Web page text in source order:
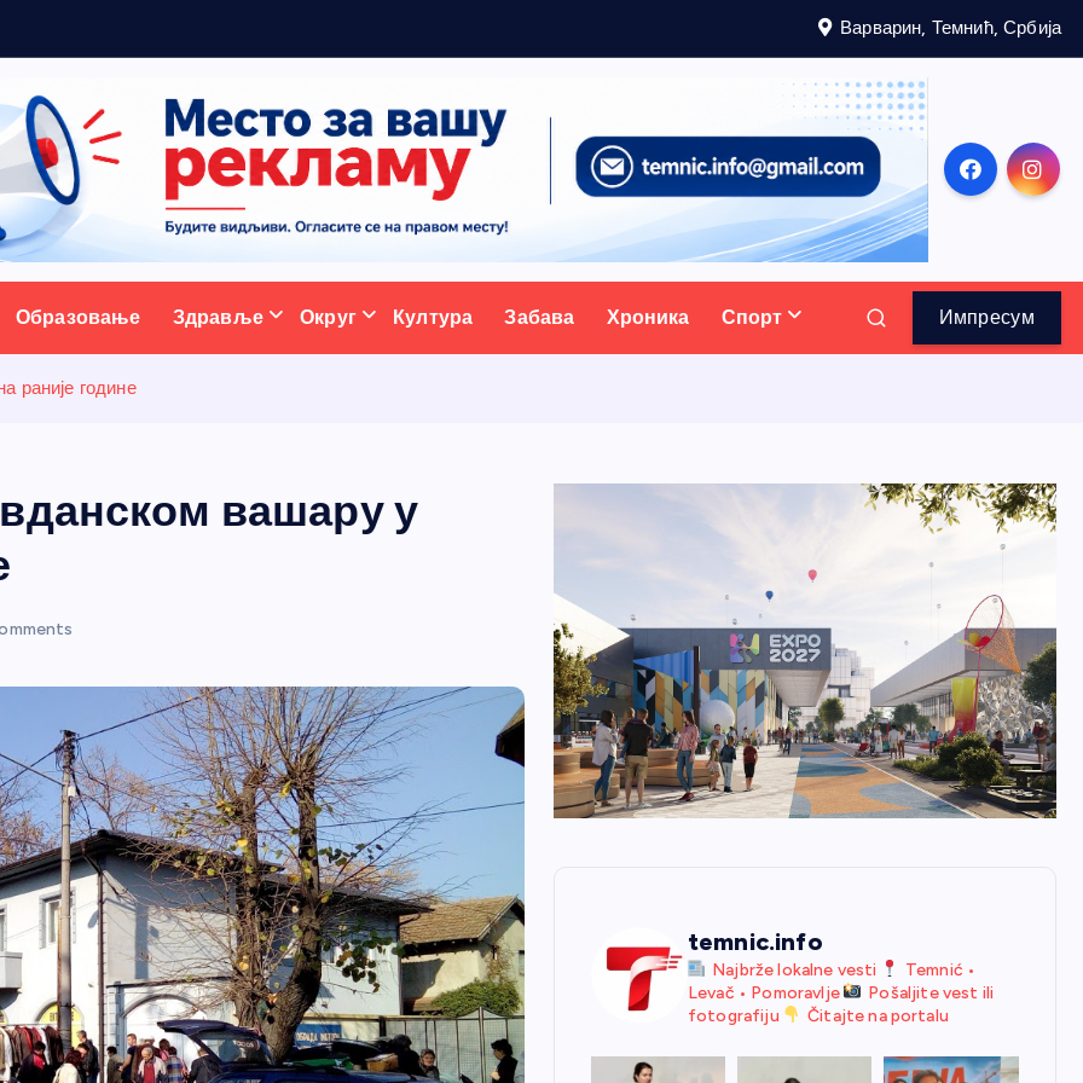
Варварин, Темнић, Србија
портал
Образовање Здравље Округ Култура Забава Хроника Спорт Импресум
раније године
вашару у
temnic.info
Najbrže lokalne vesti
Temnić •
Levač • Pomoravlje
Pošaljite vest ili
fotografiju
Čitajte na portalu